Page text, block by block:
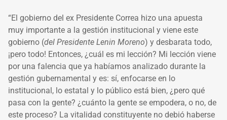
“El gobierno del ex Presidente Correa hizo una apuesta
muy importante a la gestión institucional y viene este
gobierno (del Presidente Lenin Moreno) y desbarata todo,
¡pero todo! Entonces, ¿cuál es mi lección? Mi lección viene
por una falencia que ya habíamos analizado durante la
gestión gubernamental y es: sí, enfocarse en lo
institucional, lo estatal y lo público está bien, ¿pero qué
pasa con la gente? ¿cuánto la gente se empodera, o no, de
este proceso? La vitalidad constituyente no debió haberse